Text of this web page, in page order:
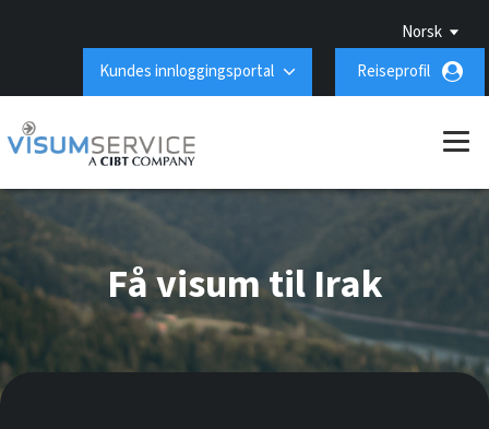
Norsk
Kundes innloggingsportal
Reiseprofil
Få visum til Irak